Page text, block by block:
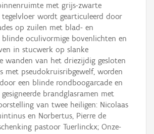
met grijs-zwarte
wordt gearticuleerd door
op zuilen met blad- en
blinde oculivormige bovenlichten en
in stucwerk op slanke
wanden van het driezijdig gesloten
met pseudokruisribgewelf, worden
een blinde rondboogarcade en
brandglasramen met
van twee heiligen: Nicolaas
en Norbertus, Pierre de
pastoor Tuerlinckx; Onze-